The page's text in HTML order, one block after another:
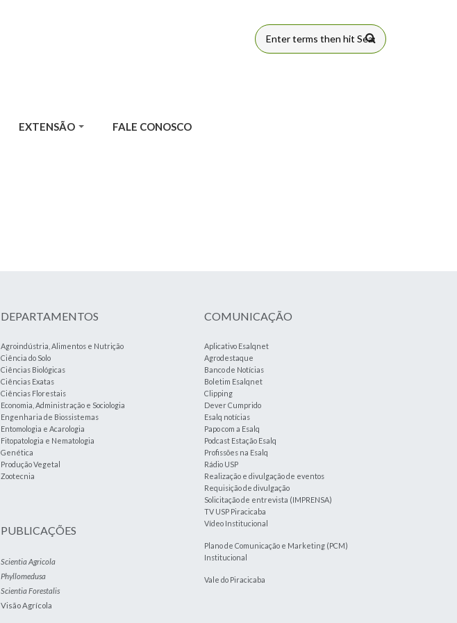
FORMULÁRIO
EXTENSÃO FALE CONOSCO
DEPARTAMENTOS
Agroindústria, Alimentos e Nutrição
Ciência do Solo
Ciências Biológicas
Ciências Exatas
Ciências Florestais
Economia, Administração e Sociologia
Engenharia de Biossistemas
Entomologia e Acarologia
Fitopatologia e Nematologia
Genética
Produção Vegetal
Zootecnia
PUBLICAÇÕES
Scientia Agricola
Phyllomedusa
Scientia Forestalis
Visão Agrícola
COMUNICAÇÃO
Aplicativo Esalqnet
Agrodestaque
Banco de Notícias
Boletim Esalqnet
Clipping
Dever Cumprido
Esalq notícias
Papo com a Esalq
Podcast Estação Esalq
Profissões na Esalq
Rádio USP
Realização e divulgação de eventos
Requisição de divulgação
Solicitação de entrevista (IMPRENSA)
TV USP Piracicaba
Vídeo Institucional
Plano de Comunicação e Marketing (PCM)
Institucional
Vale do Piracicaba